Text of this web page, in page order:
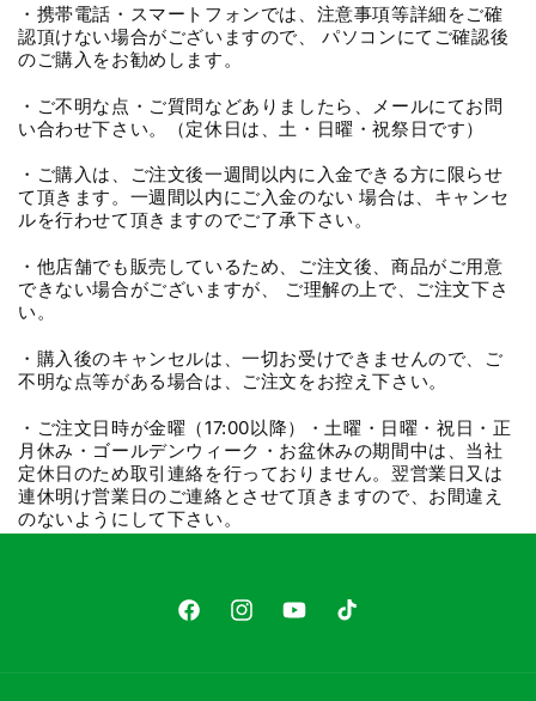
・携帯電話・スマートフォンでは、注意事項等詳細をご確
認頂けない場合がございますので、 パソコンにてご確認後
のご購入をお勧めします。
・ご不明な点・ご質問などありましたら、メールにてお問
い合わせ下さい。（定休日は、土・日曜・祝祭日です）
・ご購入は、ご注文後一週間以内に入金できる方に限らせ
て頂きます。一週間以内にご入金のない 場合は、キャンセ
ルを行わせて頂きますのでご了承下さい。
・他店舗でも販売しているため、ご注文後、商品がご用意
できない場合がございますが、 ご理解の上で、ご注文下さ
い。
・購入後のキャンセルは、一切お受けできませんので、ご
不明な点等がある場合は、ご注文をお控え下さい。
・ご注文日時が金曜（17:00以降）・土曜・日曜・祝日・正
月休み・ゴールデンウィーク・お盆休みの期間中は、当社
定休日のため取引連絡を行っておりません。翌営業日又は
連休明け営業日のご連絡とさせて頂きますので、お間違え
のないようにして下さい。
FacebookInstagramYouTubeTikTok